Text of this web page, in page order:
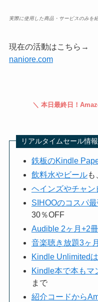
実際に使用した商品・サービスのみを
現在の活動はこちら→
naniore.com
＼ 本日最終日！
リアルタイムセール情報
鉄板のKindle
飲料水やビールも
ヘインズやチャン
SIHOOのコスパ
30％OFF
Audible 2ヶ月+2
音楽聴き放題3ヶ
Kindle Unlimited
Kindle本で本もマ
まで
紹介コードから